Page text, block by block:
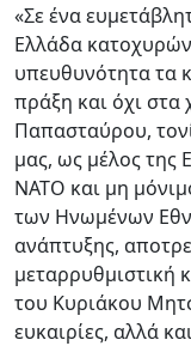
«Σε ένα
Ελλάδα
υπευθυνότητα τα
πράξη και όχι στα
Παπασταύρου,
μας, ως μέλος της
ΝΑΤΟ και μη
των Ηνωμένων
ανάπτυξης,
μεταρρυθμιστική
του Κυριάκου
ευκαιρίες, αλλά